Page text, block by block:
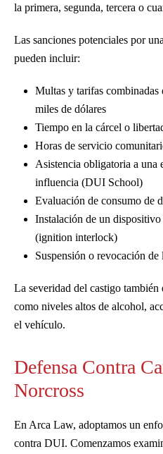
la primera, segunda, tercera o
Las sanciones potenciales por
pueden incluir:
Multas y tarifas combinadas
miles de dólares
Tiempo en la cárcel o
Horas de servicio
Asistencia obligatoria a una
influencia (DUI School)
Evaluación de consumo de
Instalación de un
(ignition interlock)
Suspensión o revocación
La severidad del castigo también
como niveles altos de alcohol,
el vehículo.
Defensa Contra
Norcross
En Arca Law, adoptamos un
contra DUI. Comenzamos